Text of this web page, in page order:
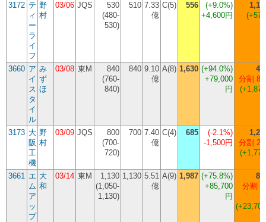
3172 テ
ィ
ー
ラ
イ
フ
野
村
03/06 JQS
530
(480-
530)
510 7.33
億
C(5) 556 (+9.0%)
+4,600円
3660 ア
イ
ス
タ
イ
ル
み
ず
ほ
03/08 東M
840
(760-
840)
840 9.10
億
A(8) 1,630 (+94.0%)
+79,000
円
分割 8
3173 大
阪
工
機
野
村
03/09 JQS
800
(700-
720)
700 7.40
億
C(4) 685 (-2.1%)
-1,500円
分割 2
3661 エ
ム
ア
ッ
プ
大
和
03/14 東M
1,130
(1,050-
1,130)
1,130 5.51
億
A(9) 1,987 (+75.8%)
+85,700
円
分割